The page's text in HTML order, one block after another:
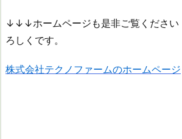
↓↓↓ホームページも是非ご覧くださ
ろしくです。
株式会社テクノファームのホームページ